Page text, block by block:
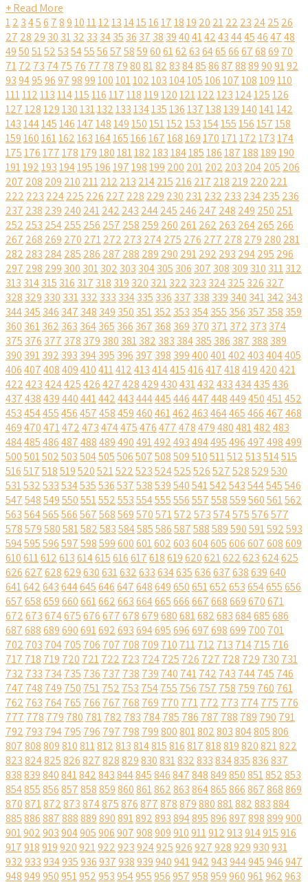
+ Read More
12 3456 78910111213141516171819 20 2122 23 2425 26
27 28 29 30 3132 33 3435 36 37 38 39404142434445464748
495051525354555657585960616263646566676869 70
7172 73 7475 76 77 78 7980818283848586878889909192
93949596979899100101102103104105106107108109110
111112113114115116117118119120121122123124125126
127128129130131132133134135136137138139140141142
143144145146147148149150151152153154155156157158
159160161162163164165166167168169170171172173174
175176177178179180181182183184185186187188189190
191192193194195196197198199 200 201202 203 204205 206
207 208 209 210 211212 213 214215 216 217 218 219 220 221
222 223 224225 226 227 228 229 230 231232 233 234235 236
237 238 239 240 241242 243 244245 246 247 248 249 250 251
252 253 254255 256 257 258 259 260 261262 263 264265 266
267 268 269 270 271272 273 274275 276 277 278 279 280 281
282 283 284285 286 287 288 289 290 291292 293 294295 296
297 298 299 300 301302 303 304305 306 307 308 309 310 311312
313 314315 316 317 318 319 320 321322 323 324325 326 327
328 329 330 331332 333 334335 336 337 338 339 340 341342 343
344345 346 347 348 349 350 351352 353 354355 356 357 358 359
360 361362 363 364365 366 367 368 369 370 371372 373 374
375 376 377 378 379 380 381382 383 384385 386 387 388 389
390 391392 393 394395 396 397 398 399400401402403404405
406407408409410411412413414415416417418419420421
422423424425426427428429430431432433434435436
437438439440441442443444445446447448449450451452
453454455456457458459460461462463464465466467468
469470471472473474475476477478479480481482483
484485486487488489490491492493494495496497498499
500501502503504505506507508509510511512513514515
516517518519520521522523524525526527528529530
531532533534535536537538539540541542543544545546
547548549550551552553554555556557558559560561562
563564565566567568569570571572573574575576577
578579580581582583584585586587588589590591592593
594595596597598599600601602603604605606607608609
610611612613614615616617618619620621622623624625
626627628629630631632633634635636637638639640
641642643644645646647648649650651652653654655656
657658659660661662663664665666667668669670671
672673674675676677678679680681682683684685686
687688689690691692693694695696697698699 700 701
702 703 704705 706 707 708 709 710 711712 713 714715 716
717 718 719 720 721722 723 724725 726 727 728 729 730 731
732 733 734735 736 737 738 739 740 741742 743 744745 746
747 748 749 750 751752 753 754755 756 757 758 759 760 761
762 763 764765 766 767 768 769 770 771772 773 774775 776
777 778 779 780 781782 783 784785 786 787 788 789 790 791
792 793 794795 796 797 798 799800801802803804805806
807808809810811812813814815816817818819820821822
823824825826827828829830831832833834835836837
838839840841842843844845846847848849850851852853
854855856857858859860861862863864865866867868869
870871872873874875876877878879880881882883884
885886887888889890891892893894895896897898899900
901902903904905906907908909910911912913914915916
917918919920921922923924925926927928929930931
932933934935936937938939940941942943944945946947
948949950951952953954955956957958959960961962963